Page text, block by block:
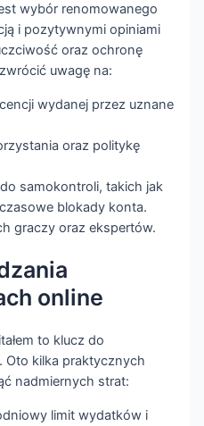
wybór renomowanego
i pozytywnymi opiniami
oraz ochronę
uwagę na:
wydanej przez uznane
oraz politykę
samokontroli, takich jak
blokady konta.
graczy oraz ekspertów.
online
to klucz do
Oto kilka praktycznych
nadmiernych strat:
limit wydatków i